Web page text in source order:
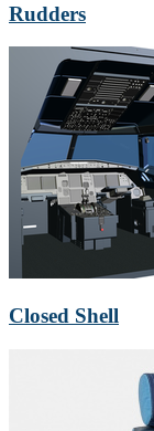
Rudders
Closed Shell